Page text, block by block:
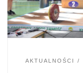
AKTUALNOŚCI